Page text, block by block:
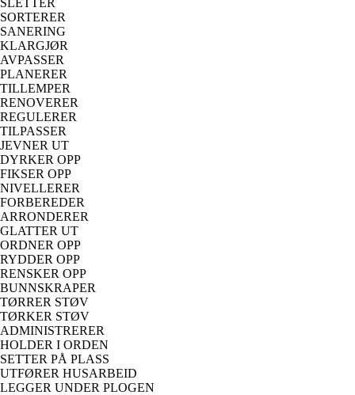
SORTERER
SANERING
KLARGJØR
AVPASSER
PLANERER
TILLEMPER
RENOVERER
REGULERER
TILPASSER
JEVNER UT
DYRKER OPP
FIKSER OPP
NIVELLERER
FORBEREDER
ARRONDERER
GLATTER UT
ORDNER OPP
RYDDER OPP
RENSKER OPP
BUNNSKRAPER
TØRRER STØV
TØRKER STØV
ADMINISTRERER
HOLDER I ORDEN
SETTER PÅ PLASS
UTFØRER HUSARBEID
LEGGER UNDER PLOGEN